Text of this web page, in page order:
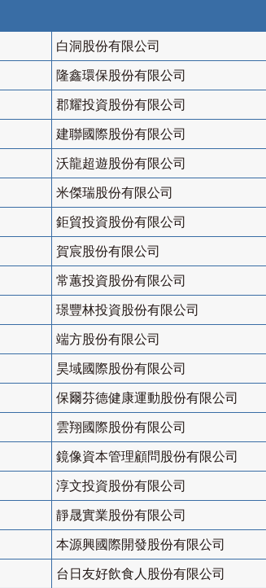
白洞股份有限公司
隆鑫環保股份有限公司
郡耀投資股份有限公司
建聯國際股份有限公司
沃龍超遊股份有限公司
米傑瑞股份有限公司
鉅貿投資股份有限公司
賀宸股份有限公司
常蕙投資股份有限公司
璟豐林投資股份有限公司
端方股份有限公司
昊域國際股份有限公司
保爾芬德健康運動股份有限公司
雲翔國際股份有限公司
鏡像資本管理顧問股份有限公司
淳文投資股份有限公司
靜晟實業股份有限公司
本源興國際開發股份有限公司
台日友好飲食人股份有限公司